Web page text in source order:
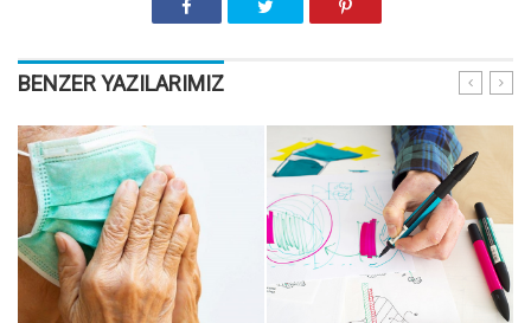
BENZER YAZILARIMIZ